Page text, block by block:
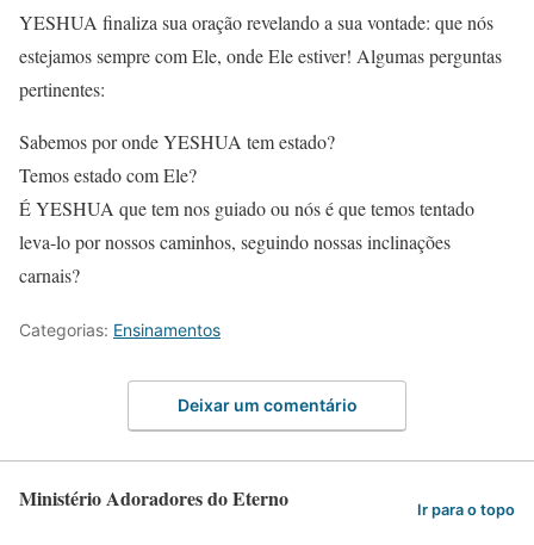
YESHUA finaliza sua oração revelando a sua vontade: que nós
estejamos sempre com Ele, onde Ele estiver! Algumas perguntas
pertinentes:
Sabemos por onde YESHUA tem estado?
Temos estado com Ele?
É YESHUA que tem nos guiado ou nós é que temos tentado
leva-lo por nossos caminhos, seguindo nossas inclinações
carnais?
Categorias: Ensinamentos
Deixar um comentário
Ministério Adoradores do Eterno Ir para o topo